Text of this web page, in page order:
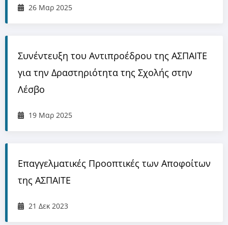
26 Μαρ 2025
Συνέντευξη του Αντιπροέδρου της ΑΣΠΑΙΤΕ
για την Δραστηριότητα της Σχολής στην
Λέσβο
19 Μαρ 2025
Επαγγελματικές Προοπτικές των Αποφοίτων
της ΑΣΠΑΙΤΕ
21 Δεκ 2023